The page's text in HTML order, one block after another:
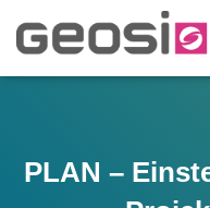
PLAN –